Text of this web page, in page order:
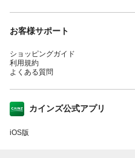
お客様サポート
ショッピングガイド
利用規約
よくある質問
カインズ公式アプリ
iOS版